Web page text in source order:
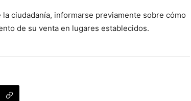
o
ciudadanía, informarse previamente sobre cómo
de su venta en lugares establecidos.